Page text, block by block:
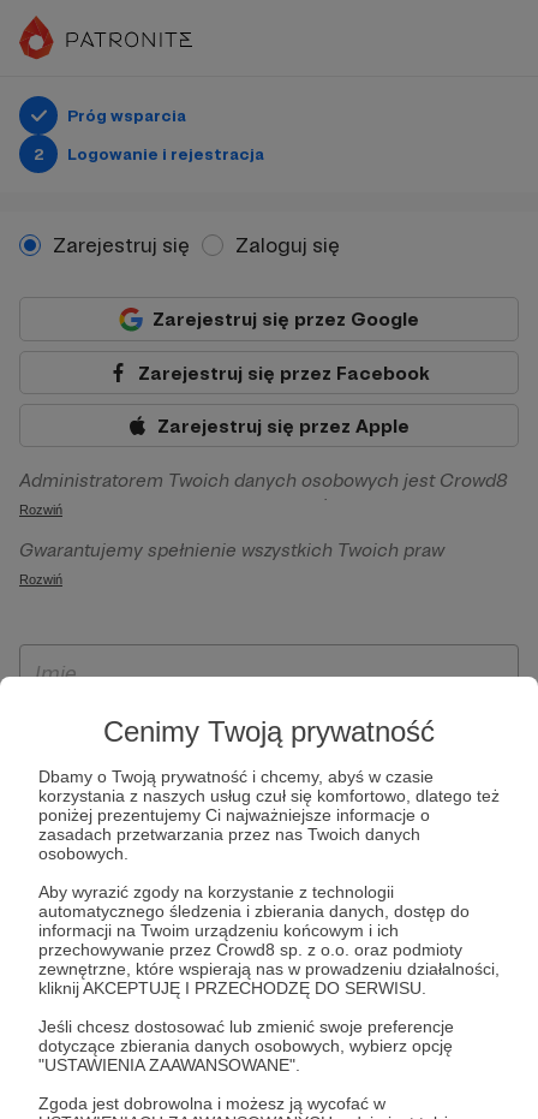
Cenimy Twoją prywatność
Dbamy o Twoją prywatność i chcemy, abyś w czasie
korzystania z naszych usług czuł się komfortowo, dlatego też
poniżej prezentujemy Ci najważniejsze informacje o
zasadach przetwarzania przez nas Twoich danych
osobowych.
Aby wyrazić zgody na korzystanie z technologii
automatycznego śledzenia i zbierania danych, dostęp do
informacji na Twoim urządzeniu końcowym i ich
przechowywanie przez Crowd8 sp. z o.o. oraz podmioty
zewnętrzne, które wspierają nas w prowadzeniu działalności,
kliknij AKCEPTUJĘ I PRZECHODZĘ DO SERWISU.
Jeśli chcesz dostosować lub zmienić swoje preferencje
dotyczące zbierania danych osobowych, wybierz opcję
"USTAWIENIA ZAAWANSOWANE".
Zgoda jest dobrowolna i możesz ją wycofać w
Próg wsparcia
2
Logowanie i rejestracja
Zarejestruj się Zaloguj się
Zarejestruj się przez Google
Zarejestruj się przez Facebook
Zarejestruj się przez Apple
Administratorem Twoich danych osobowych jest Crowd8
sp. z o.o. z siedziba w Warszawie, ul. Żwirki i Wigury 16, 02-
092 Warszawa. Twoje dane osobowe będą przetwarzane w
szczególności w celu wykonania umowy zawartej z Tobą, w
Patronite.pl, w tym możliwości dokonywania oraz
otrzymywania wsparcia na naszej platformie oraz
Rozwiń
Gwarantujemy spełnienie wszystkich Twoich praw
wynikających z ogólnego rozporządzenia o ochronie
ich przenoszenia, niepodlegania zautomatyzowanemu
wyrażenia sprzeciwu wobec przetwarzania Twoich danych
osobowych. Rejestracja dla osób niepełnoletnich możliwa
jest po przekazaniu podpisanego formularza "Zgodna na
założenie konta przez osobę niepełnoletnią", formularz
dostępny jest na stronie regulaminu Patronite.pl.
Rozwiń
* Zapoznałem się i akceptujęRegulaminserwisu oraz